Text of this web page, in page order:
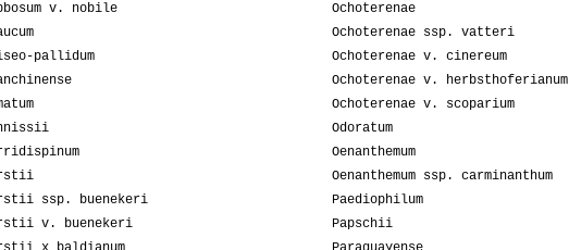
v. nobile
pallidum
ssp. buenekeri
v. buenekeri
Ochoterenae
Ochoterenae ssp. vatteri
Ochoterenae v. cinereum
Ochoterenae v. herbsthoferianum
Ochoterenae v. scoparium
Odoratum
Oenanthemum
Oenanthemum ssp. carminanthum
Paediophilum
Papschii